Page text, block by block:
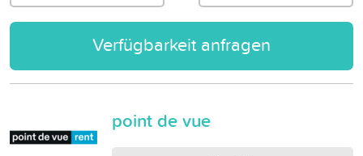
Verfügbarkeit anfragen
point de vue